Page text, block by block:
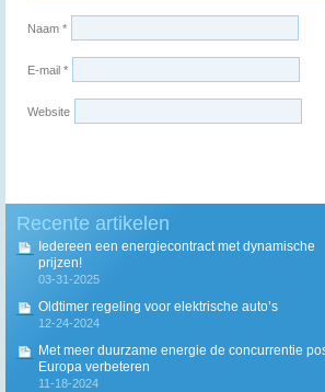
Naam *
E-mail *
Website
Recente artikelen
Iedereen een energiecontract met dynamische
prijzen!
03-31-2025
Oldtimer regeling voor elektrische auto’s
12-24-2024
Met meer duurzame energie de concurrentie
Europa verbeteren
11-18-2024